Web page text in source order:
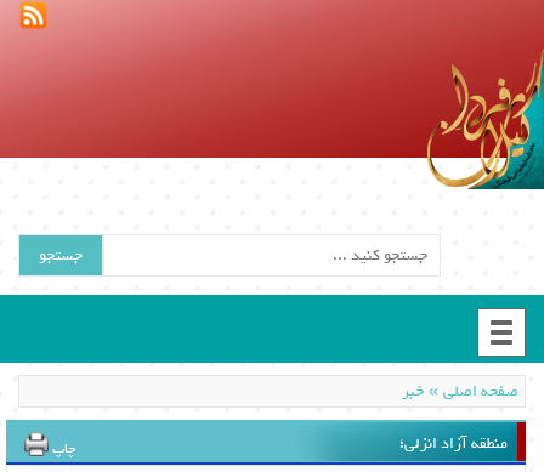
جستجو
صفحه اصلی»خبر
منطقه آزاد انزلی؛ چاپ